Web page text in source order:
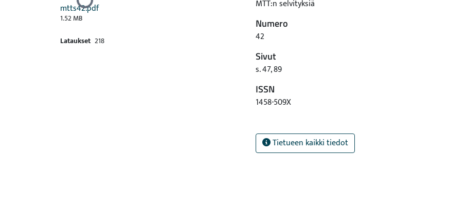
Ladataan...
mtts42.pdf
1.52 MB
Lataukset 218
MTT:n selvityksiä
Numero
42
Sivut
s. 47, 89
ISSN
1458-509X
Tietueen kaikki tiedot